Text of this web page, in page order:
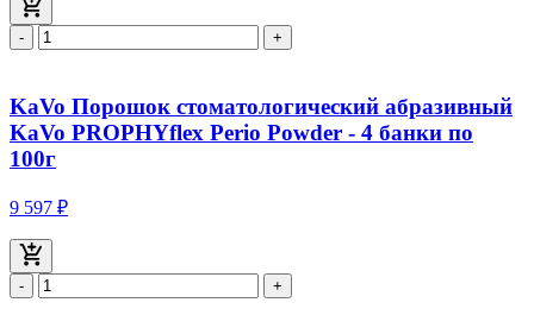
- +
KaVo Порошок стоматологический абразивный
KaVo PROPHYflex Perio Powder - 4 банки по
100г
9 597 ₽
- +